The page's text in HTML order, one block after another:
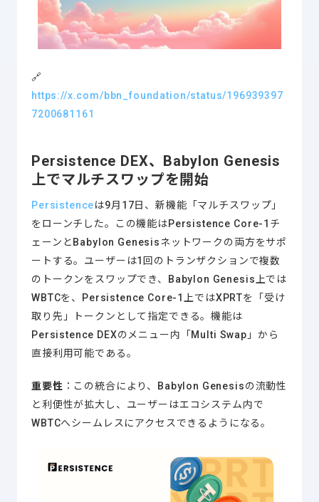
🔗
https://x.com/bbn_foundation/status/196939397
7200681161
Persistence DEX、Babylon Genesis
上でマルチスワップを開始
Persistenceは9月17日、新機能「マルチスワップ」
をローンチした。この機能はPersistence Core-1チ
ェーンとBabylon Genesisネットワークの両方をサポ
ートする。ユーザーは1回のトランザクションで複数
のトークンをスワップでき、Babylon Genesis上では
WBTCを、Persistence Core-1上ではXPRTを「受け
取り先」トークンとして指定できる。機能は
Persistence DEXのメニュー内「Multi Swap」から
直接利用可能である。
重要性 ：この統合により、Babylon Genesisの流動性
と利便性が拡大し、ユーザーはエコシステム内で
WBTCへシームレスにアクセスできるようになる。